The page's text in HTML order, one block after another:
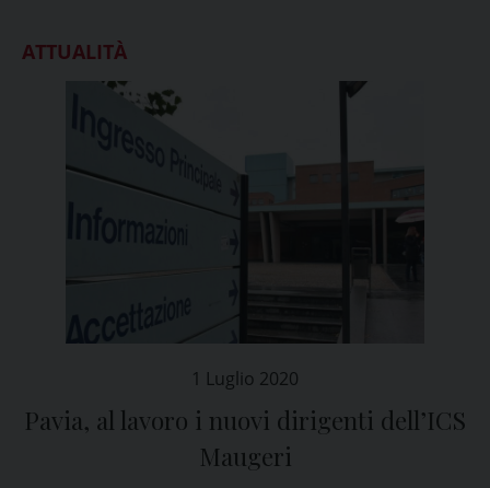
ATTUALITÀ
1 Luglio 2020
Pavia, al lavoro i nuovi dirigenti dell’ICS
Maugeri